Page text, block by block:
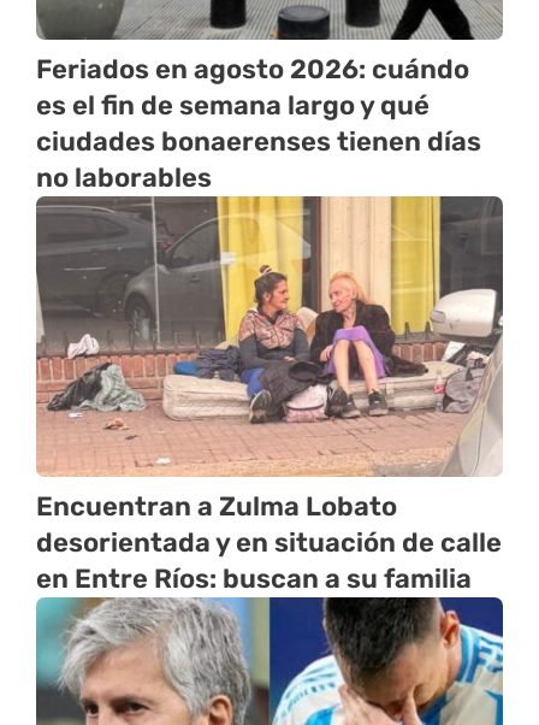
Feriados en agosto 2026: cuándo
es el fin de semana largo y qué
ciudades bonaerenses tienen días
no laborables
Encuentran a Zulma Lobato
desorientada y en situación de calle
en Entre Ríos: buscan a su familia